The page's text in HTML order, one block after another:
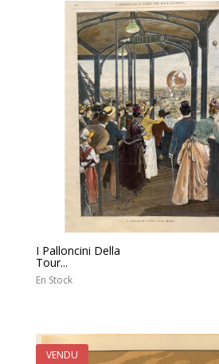
I Palloncini Della
Tour...
En Stock
VENDU